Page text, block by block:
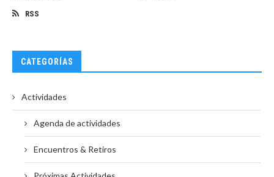
RSS
CATEGORÍAS
Actividades
Agenda de actividades
Encuentros & Retiros